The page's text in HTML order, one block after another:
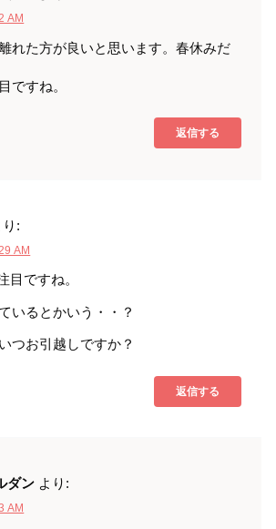
AM
れた方が良いと思います。春休みだ
ですね。
返信する
り:
AM
目ですね。
いるとかいう・・？
つお引越しですか？
返信する
ダン より:
AM